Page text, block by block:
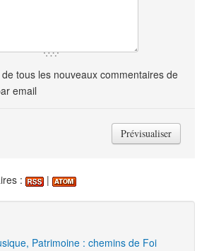
tous les nouveaux commentaires de
email
: |
Patrimoine : chemins de Foi